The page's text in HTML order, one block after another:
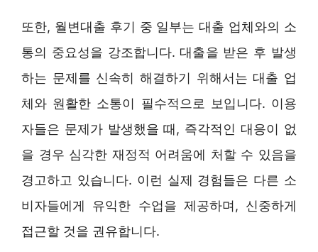
또한, 월변대출 후기 중 일부는 대출 업체와의 소
통의 중요성을 강조합니다. 대출을 받은 후 발생
하는 문제를 신속히 해결하기 위해서는 대출 업
체와 원활한 소통이 필수적으로 보입니다. 이용
자들은 문제가 발생했을 때, 즉각적인 대응이 없
을 경우 심각한 재정적 어려움에 처할 수 있음을
경고하고 있습니다. 이런 실제 경험들은 다른 소
비자들에게 유익한 수업을 제공하며, 신중하게
접근할 것을 권유합니다.